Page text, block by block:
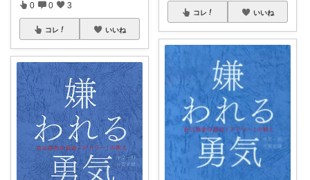
0 0 3
コレ いいね
コレ いいね